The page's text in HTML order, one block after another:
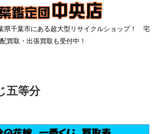
県千葉市にある超大型リサイクルショップ！ 宅
配買取・出張買取も受付中！
五等分